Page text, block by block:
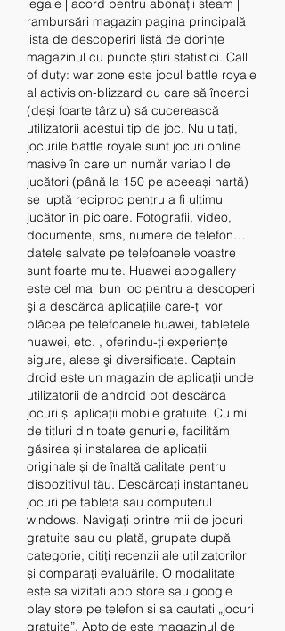
rambursări magazin pagina principală
lista de descoperiri listă de dorințe
magazinul cu puncte știri statistici. Call
of duty: war zone este jocul battle royale
al activision-blizzard cu care să încerci
(deși foarte târziu) să cucerească
utilizatorii acestui tip de joc. Nu uitați,
jocurile battle royale sunt jocuri online
masive în care un număr variabil de
jucători (până la 150 pe aceeași hartă)
se luptă reciproc pentru a fi ultimul
jucător în picioare. Fotografii, video,
documente, sms, numere de telefon…
datele salvate pe telefoanele voastre
sunt foarte multe. Huawei appgallery
este cel mai bun loc pentru a descoperi
şi a descărca aplicaţiile care-ţi vor
plăcea pe telefoanele huawei, tabletele
huawei, etc. , oferindu-ţi experienţe
sigure, alese şi diversificate. Captain
droid este un magazin de aplicații unde
utilizatorii de android pot descărca
jocuri și aplicații mobile gratuite. Cu mii
de titluri din toate genurile, facilităm
găsirea și instalarea de aplicații
originale și de înaltă calitate pentru
dispozitivul tău. Descărcați instantaneu
jocuri pe tableta sau computerul
windows. Navigați printre mii de jocuri
gratuite sau cu plată, grupate după
categorie, citiți recenzii ale utilizatorilor
și comparați evaluările. O modalitate
este sa vizitati app store sau google
play store pe telefon si sa cautati „jocuri
gratuite”. Aptoide este magazinul de